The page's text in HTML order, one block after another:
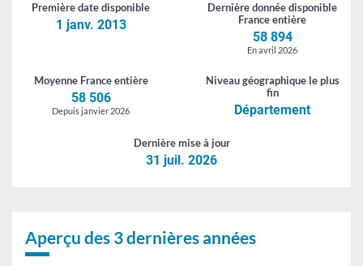
Première datedisponible
1 janv. 2013
Dernière donnéedisponible
France entière
58 894
En avril 2026
Moyenne France entière
58 506
Depuis janvier 2026
Niveau géographique le plus
fin
Département
Dernièremise à jour
31 juil. 2026
Aperçu des 3 dernières années